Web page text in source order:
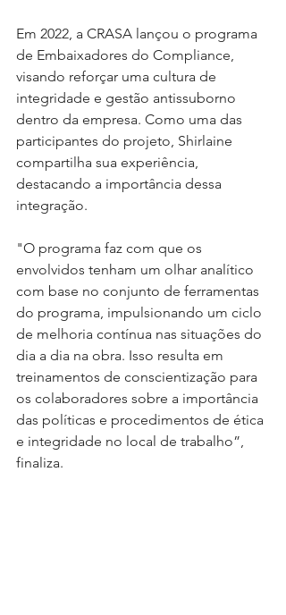
Em 2022, a CRASA lançou o programa
de Embaixadores do Compliance,
visando reforçar uma cultura de
integridade e gestão antissuborno
dentro da empresa. Como uma das
participantes do projeto, Shirlaine
compartilha sua experiência,
destacando a importância dessa
integração.
"O programa faz com que os
envolvidos tenham um olhar analítico
com base no conjunto de ferramentas
do programa, impulsionando um ciclo
de melhoria contínua nas situações do
dia a dia na obra. Isso resulta em
treinamentos de conscientização para
os colaboradores sobre a importância
das políticas e procedimentos de ética
e integridade no local de trabalho”,
finaliza.